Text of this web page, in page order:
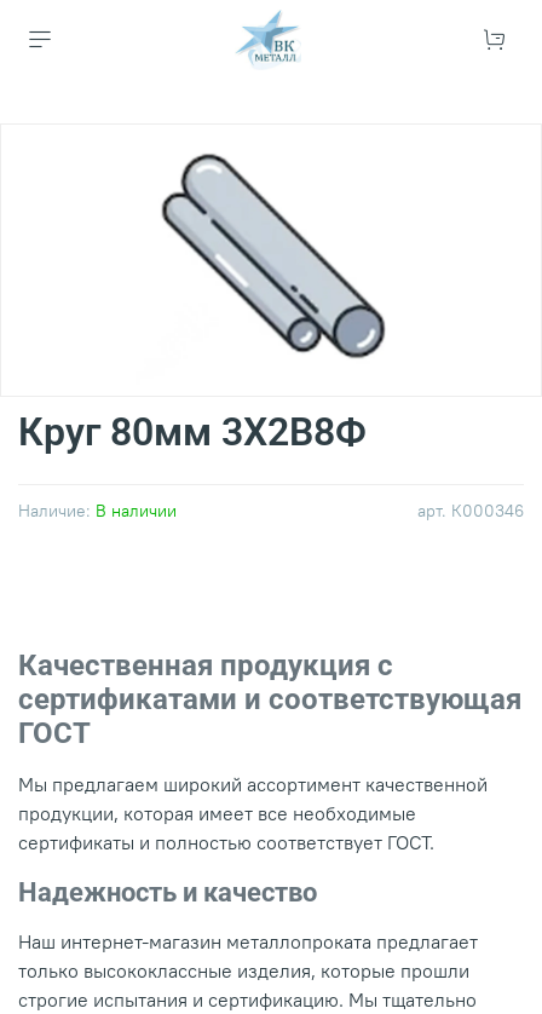
арт. К000346
Наличие: В наличии
Круг 80мм 3Х2В8Ф
Качественная продукция с
сертификатами и соответствующая
ГОСТ
Мы предлагаем широкий ассортимент качественной
продукции, которая имеет все необходимые
сертификаты и полностью соответствует ГОСТ.
Надежность и качество
Наш интернет-магазин металлопроката предлагает
только высококлассные изделия, которые прошли
строгие испытания и сертификацию. Мы тщательно